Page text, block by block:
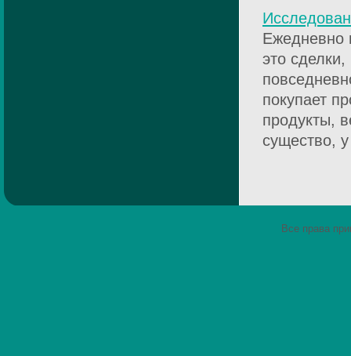
Ежедневно
это
покупает
продукты,
существо,
Все права